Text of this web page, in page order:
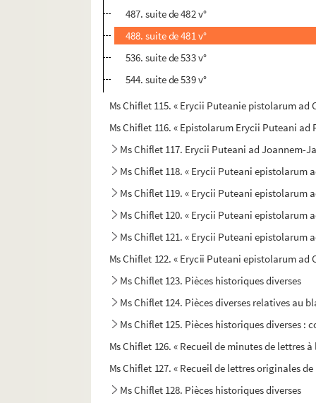
487. suite de 482 v°
488. suite de 481 v°
536. suite de 533 v°
544. suite de 539 v°
Ms Chiflet 115. « Erycii Puteanie pistolarum ad
Ms Chiflet 116. « Epistolarum Erycii Puteani
Ms Chiflet 117. Erycii Puteani ad Joannem-
Ms Chiflet 118. « Erycii Puteani epistolarum
Ms Chiflet 119. « Erycii Puteani epistolarum
Ms Chiflet 120. « Erycii Puteani epistolarum
Ms Chiflet 121. « Erycii Puteani epistolarum
Ms Chiflet 122. « Erycii Puteani epistolarum ad
Ms Chiflet 123. Pièces historiques diverses
Ms Chiflet 124. Pièces diverses relatives au
Ms Chiflet 125. Pièces historiques diverses :
Ms Chiflet 126. « Recueil de minutes de lettres
Ms Chiflet 127. « Recueil de lettres originales
Ms Chiflet 128. Pièces historiques diverses